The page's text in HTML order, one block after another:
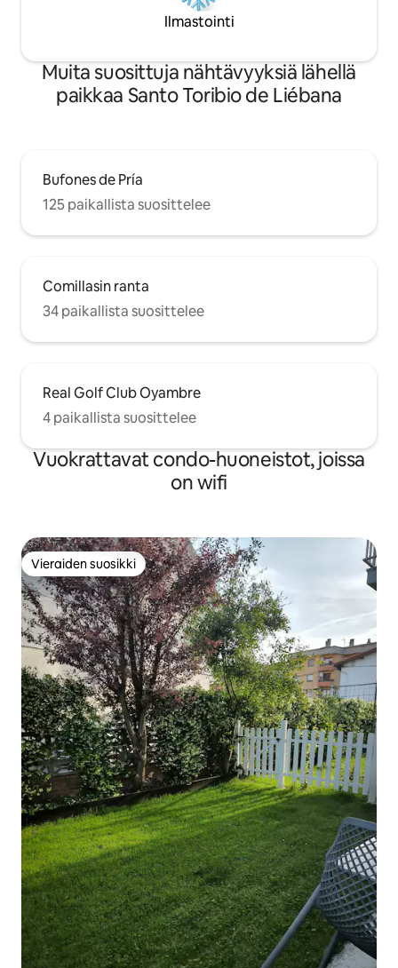
Ilmastointi
Muita suosittuja nähtävyyksiä lähellä
paikkaa Santo Toribio de Liébana
Bufones de Pría
125 paikallista suosittelee
Comillasin ranta
34 paikallista suosittelee
Real Golf Club Oyambre
4 paikallista suosittelee
Vuokrattavat condo-huoneistot, joissa
on wifi
Vieraiden suosikki
Vieraiden suosikki